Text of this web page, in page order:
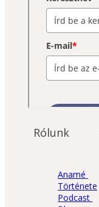
Rólunk
Anamé
Története
Podcast